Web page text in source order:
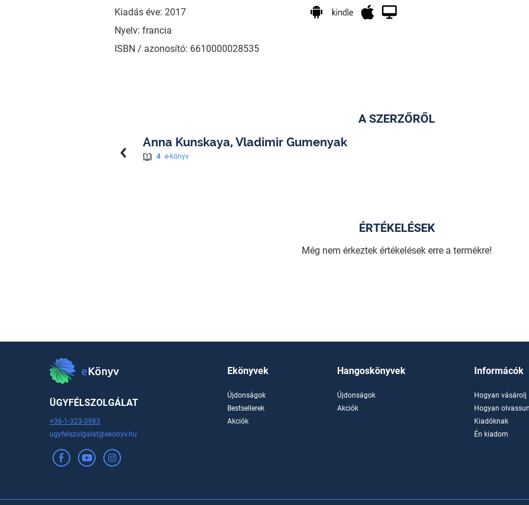
Kiadás éve: 2017
Nyelv: francia
ISBN / azonosító: 6610000028535
A SZERZŐRŐL
Anna Kunskaya, Vladimir Gumenyak
4 e-könyv
ÉRTÉKELÉSEK
Még nem érkeztek értékelések erre a termékre!
ÜGYFÉLSZOLGÁLAT
+36-1-323-3983
ugyfelszolgalat@ekonyv.hu
Ekönyvek
Újdonságok
Bestsellerek
Akciók
Hangoskönyvek
Újdonságok
Akciók
Informácók
Hogyan vásárolj
Hogyan
Kiadóknak
Én kiadom